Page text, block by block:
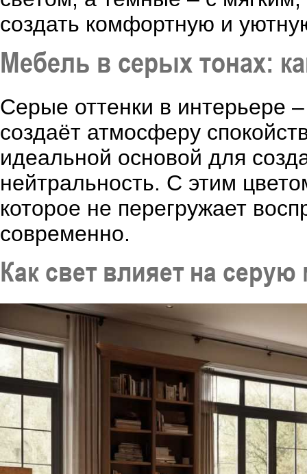
создать комфортную и
Мебель в серых тонах:
Серые оттенки в интерьере
создаёт атмосферу
идеальной основой для
нейтральность. С этим
которое не перегружает
современно.
Как свет влияет на